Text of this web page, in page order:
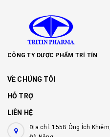
CÔNG TY DƯỢC PHẨM TRÍ TÍN
VỀ CHÚNG TÔI
HỖ TRỢ
LIÊN HỆ
Địa chỉ: 155B Ông Ích